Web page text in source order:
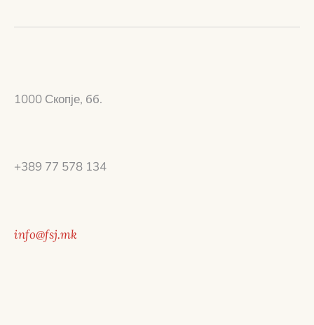
1000 Скопје, бб.
+389 77 578 134
info@fsj.mk